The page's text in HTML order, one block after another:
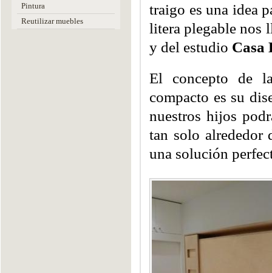
Pintura
Reutilizar muebles
traigo es una idea
litera plegable nos
y del estudio Casa
El concepto de
compacto es su
nuestros hijos
tan solo alrededor
una solución